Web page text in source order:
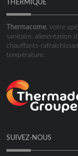
THERMIQUE
Thermacome, votre
sanitaire, alimentation
chauffants-
température.
SUIVEZ-NOUS